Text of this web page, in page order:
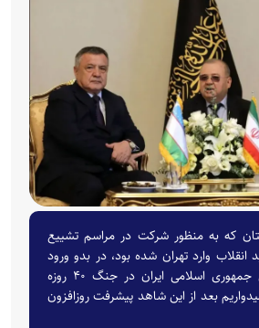
که به منظور شرکت در مراسم تشییع
وارد تهران شده بود، در بدو ورود
خود گفت: ایستادگی جمهوری اسلامی ایران در جنگ ۴۰ روزه
بعد از این شاهد پیشرفت روزافزون